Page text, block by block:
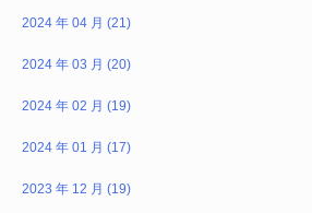
2024 年 04 月 (21)
2024 年 03 月 (20)
2024 年 02 月 (19)
2024 年 01 月 (17)
2023 年 12 月 (19)